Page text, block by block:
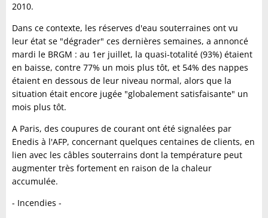
2010.
Dans ce contexte, les réserves d'eau souterraines ont vu
leur état se "dégrader" ces dernières semaines, a annoncé
mardi le BRGM : au 1er juillet, la quasi-totalité (93%) étaient
en baisse, contre 77% un mois plus tôt, et 54% des nappes
étaient en dessous de leur niveau normal, alors que la
situation était encore jugée "globalement satisfaisante" un
mois plus tôt.
A Paris, des coupures de courant ont été signalées par
Enedis à l'AFP, concernant quelques centaines de clients, en
lien avec les câbles souterrains dont la température peut
augmenter très fortement en raison de la chaleur
accumulée.
- Incendies -